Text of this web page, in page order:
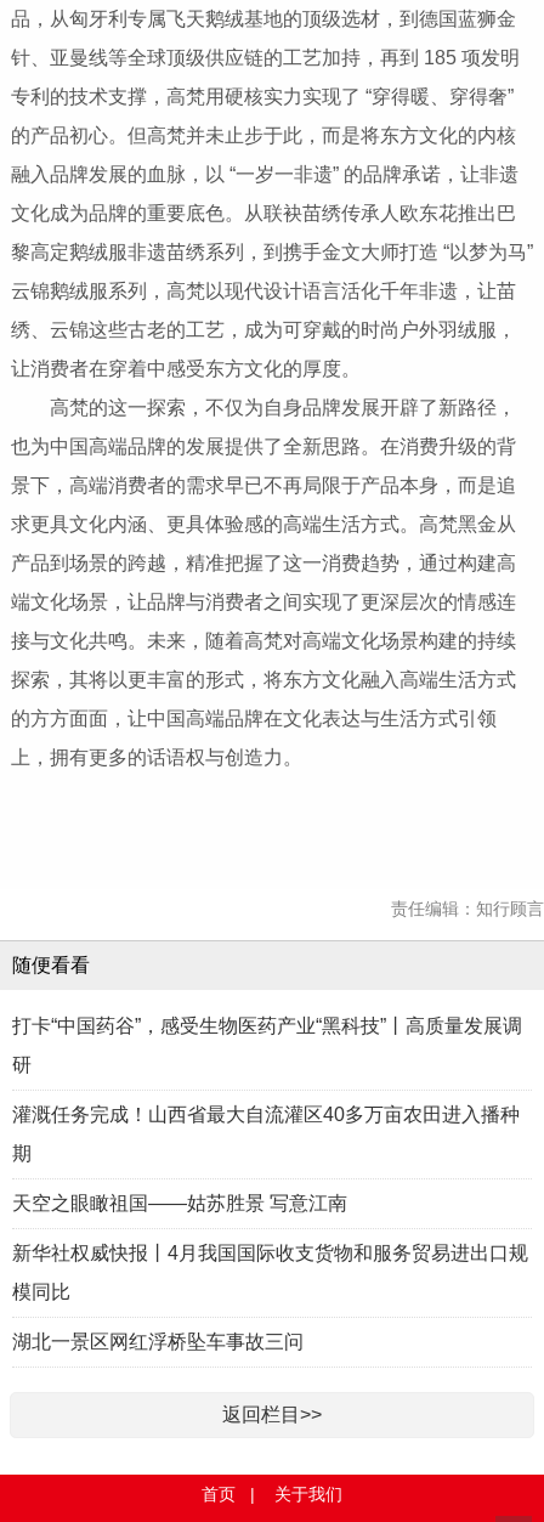
品，从匈牙利专属飞天鹅绒基地的顶级选材，到德国蓝狮金
针、亚曼线等全球顶级供应链的工艺加持，再到 185 项发明
专利的技术支撑，高梵用硬核实力实现了 “穿得暖、穿得奢”
的产品初心。但高梵并未止步于此，而是将东方文化的内核
融入品牌发展的血脉，以 “一岁一非遗” 的品牌承诺，让非遗
文化成为品牌的重要底色。从联袂苗绣传承人欧东花推出巴
黎高定鹅绒服非遗苗绣系列，到携手金文大师打造 “以梦为马”
云锦鹅绒服系列，高梵以现代设计语言活化千年非遗，让苗
绣、云锦这些古老的工艺，成为可穿戴的时尚户外羽绒服，
让消费者在穿着中感受东方文化的厚度。
高梵的这一探索，不仅为自身品牌发展开辟了新路径，
也为中国高端品牌的发展提供了全新思路。在消费升级的背
景下，高端消费者的需求早已不再局限于产品本身，而是追
求更具文化内涵、更具体验感的高端生活方式。高梵黑金从
产品到场景的跨越，精准把握了这一消费趋势，通过构建高
端文化场景，让品牌与消费者之间实现了更深层次的情感连
接与文化共鸣。未来，随着高梵对高端文化场景构建的持续
探索，其将以更丰富的形式，将东方文化融入高端生活方式
的方方面面，让中国高端品牌在文化表达与生活方式引领
上，拥有更多的话语权与创造力。
责任编辑：知行顾言
随便看看
打卡“中国药谷”，感受生物医药产业“黑科技”丨高质量发展调
研
灌溉任务完成！山西省最大自流灌区40多万亩农田进入播种
期
天空之眼瞰祖国――姑苏胜景 写意江南
新华社权威快报丨4月我国国际收支货物和服务贸易进出口规
模同比
湖北一景区网红浮桥坠车事故三问
返回栏目>>
首页 | 关于我们